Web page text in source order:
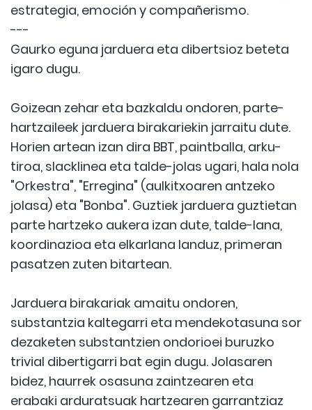
estrategia, emoción y compañerismo.
---
Gaurko eguna jarduera eta dibertsioz beteta
igaro dugu.
Goizean zehar eta bazkaldu ondoren, parte-
hartzaileek jarduera birakariekin jarraitu dute.
Horien artean izan dira BBT, paintballa, arku-
tiroa, slacklinea eta talde-jolas ugari, hala nola
"Orkestra", "Erregina" (aulkitxoaren antzeko
jolasa) eta "Bonba". Guztiek jarduera guztietan
parte hartzeko aukera izan dute, talde-lana,
koordinazioa eta elkarlana landuz, primeran
pasatzen zuten bitartean.
Jarduera birakariak amaitu ondoren,
substantzia kaltegarri eta mendekotasuna sor
dezaketen substantzien ondorioei buruzko
trivial dibertigarri bat egin dugu. Jolasaren
bidez, haurrek osasuna zaintzearen eta
erabaki arduratsuak hartzearen garrantziaz